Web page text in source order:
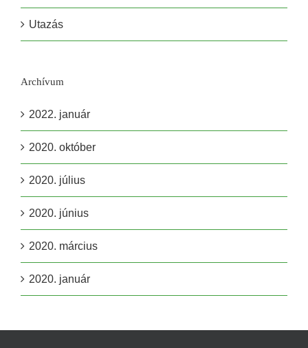
Utazás
Archívum
2022. január
2020. október
2020. július
2020. június
2020. március
2020. január